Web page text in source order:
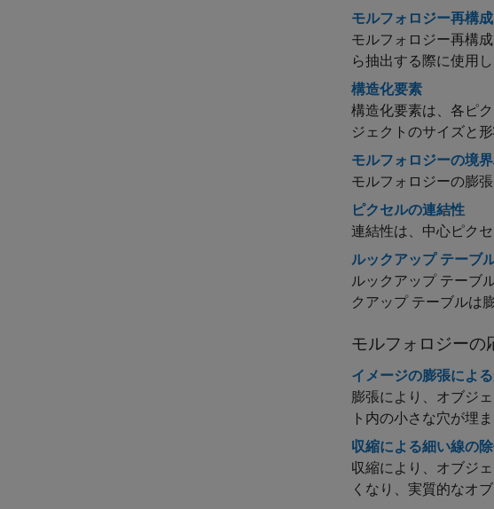
モルフォロジー再構成
モルフォロジー再構
ら抽出する際に使用し
構造化要素
構造化要素は、各ピ
ジェクトのサイズと
モルフォロジーの境
モルフォロジーの膨
ピクセルの連結性
連結性は、中心ピク
ルックアップ テーブ
ルックアップ テーブ
クアップ テーブルは
モルフォロジーの
イメージの膨張によ
膨張により、オブジ
ト内の小さな穴が埋ま
収縮による細い線の
収縮により、オブジ
くなり、実質的なオ